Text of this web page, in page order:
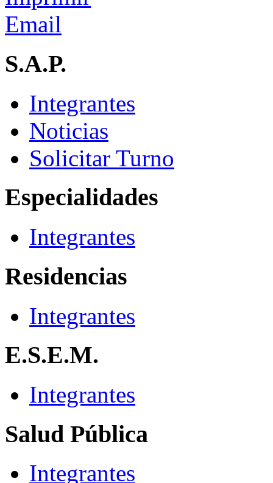
Email
S.A.P.
Integrantes
Noticias
Solicitar Turno
Especialidades
Integrantes
Residencias
Integrantes
E.S.E.M.
Integrantes
Salud Pública
Integrantes